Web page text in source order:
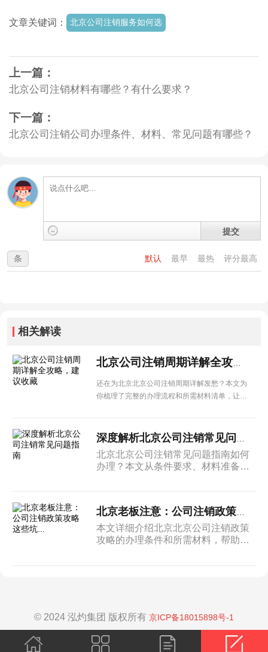
文章关键词： 北京公司注销服务如何选
上一篇：
北京公司注销材料有哪些？有什么要求？
下一篇：
北京公司注销公司办理条件、材料、常见问题有哪些？
提交
默认 最早 最热 评分最高
条
相关解读
北京公司注销周期详解全攻略，建议收藏
还在为北京北京公司注销周期详解发愁？本文为
你梳理了完整的办理流程和所需材料清单，让企
北京北京公司注销常见问题指南如何
办理？本文从条件要求、材料准备到
本文详细介绍北京北京公司注销政策
攻略的办理条件和所需材料，帮助企
© 2024 泓灼集团 版权所有 京ICP备18015898号-1